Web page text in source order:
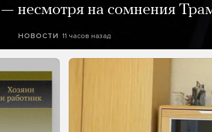
несмотря на сомнения
НОВОСТИ 11 часов назад